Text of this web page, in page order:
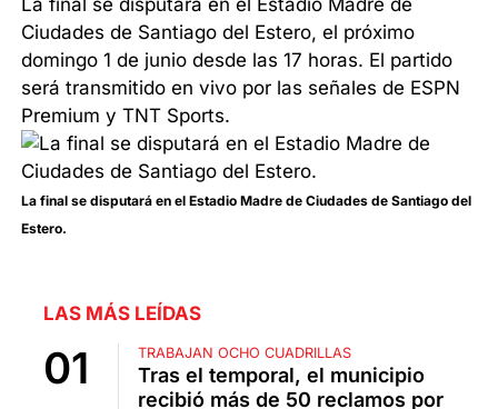
La final se disputará en el Estadio Madre de
Ciudades de Santiago del Estero, el próximo
domingo 1 de junio desde las 17 horas. El partido
será transmitido en vivo por las señales de ESPN
Premium y TNT Sports.
La final se disputará en el Estadio Madre de Ciudades de Santiago del
Estero.
LAS MÁS LEÍDAS
TRABAJAN OCHO CUADRILLAS
Tras el temporal, el municipio
recibió más de 50 reclamos por